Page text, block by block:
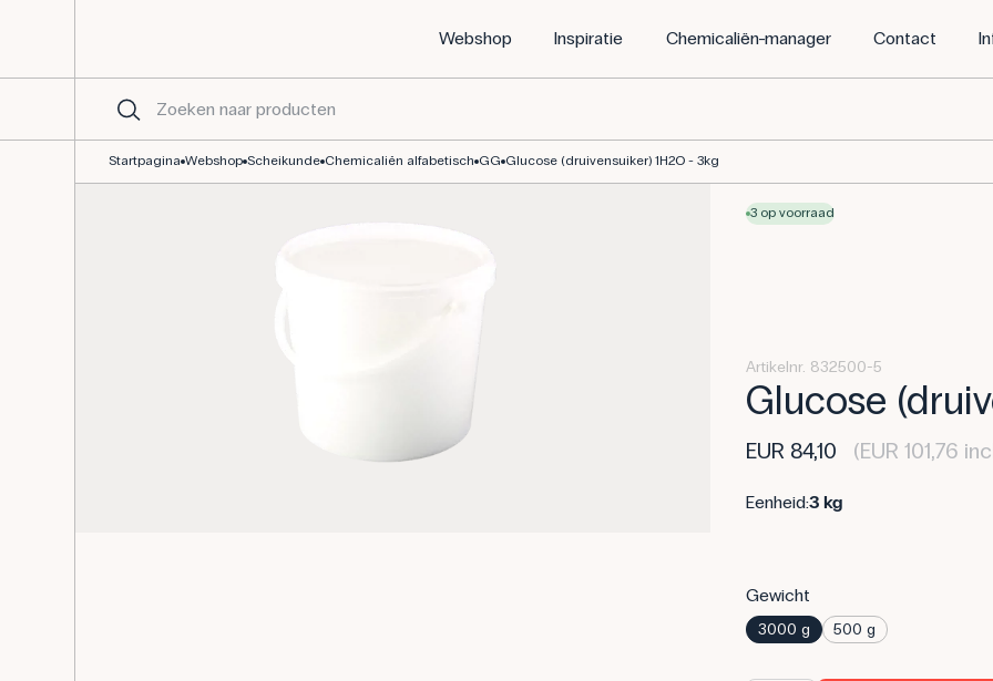
Webshop Inspiratie Chemicaliën-manager Contact
Startpagina Webshop Scheikunde Chemicaliën alfabetisch GG Glucose (druivensuiker) 1H2O - 3kg
3 op voorraad
Artikelnr. 832500-5
Glucose
EUR 84,10 (EUR 101,76
Eenheid:3 kg
Gewicht
3000 g 500 g